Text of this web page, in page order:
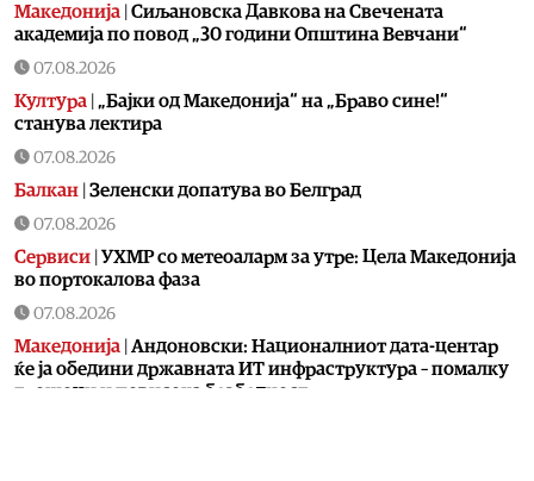
Македонија Сиљановска Давкова на Свечената
академија по повод „30 години Општина Вевчани“
07.08.2026
Култура „Бајки од Македонија“ на „Браво сине!“
станува лектира
07.08.2026
Балкан Зеленски допатува во Белград
07.08.2026
Сервиси УХМР со метеоаларм за утре: Цела Македонија
во портокалова фаза
07.08.2026
Македонија Андоновски: Националниот дата-центар
ќе ја обедини државната ИТ инфраструктура – помалку
трошоци и повисока безбедност